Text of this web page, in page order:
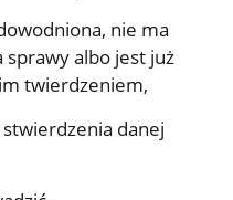
nie ma
sprawy albo jest już
twierdzeniem,
danej